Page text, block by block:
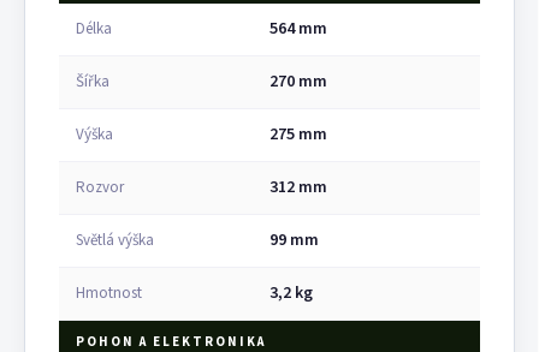
Délka 564 mm
Šířka 270 mm
Výška 275 mm
Rozvor 312 mm
Světlá výška 99 mm
Hmotnost 3,2 kg
POHON A ELEKTRONIKA